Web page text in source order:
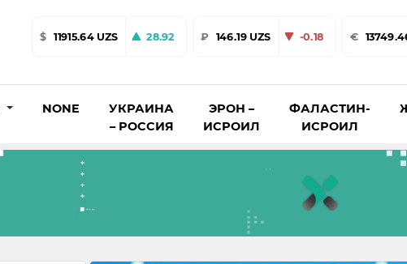
$ 11915.64 UZS 28.92 ₽ 146.19 UZS -0.18 €
NONE
УКРАИНА
– РОССИЯ
ЭРОН –
ИСРОИЛ
ФАЛАСТИН-
ИСРОИЛ